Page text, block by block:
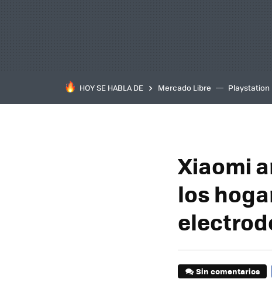
HOY SE HABLA DE Mercado Libre Playstation
Xiaomi
los
Sin comentarios